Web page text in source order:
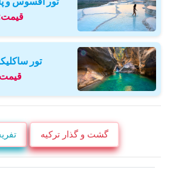
تور
گشت و گذار ترکیه